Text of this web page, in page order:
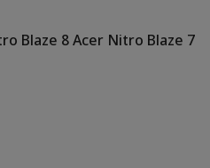
Blaze 8Acer Nitro Blaze 7